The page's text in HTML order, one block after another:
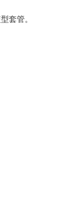
套管。